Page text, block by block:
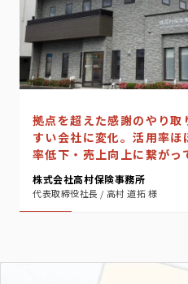
拠点を超えた感謝のやり取
すい会社に変化。活用率
率低下・売上向上に繋がっ
株式会社高村保険事務所
代表取締役社長 / 高村 道拓 様